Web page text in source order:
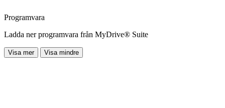
Programvara
Ladda ner programvara från MyDrive® Suite
Visa mer Visa mindre